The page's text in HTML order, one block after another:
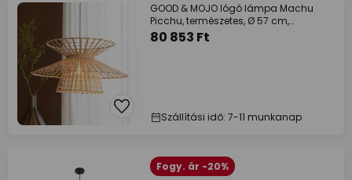
GOOD & MOJO lógó lámpa Machu
Picchu, természetes, Ø 57 cm,
bambusz
80 853 Ft
Szállítási idő: 7-11 munkanap
Fogy. ár -20%